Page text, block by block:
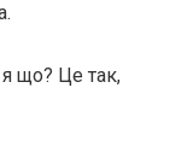
що? Це так,